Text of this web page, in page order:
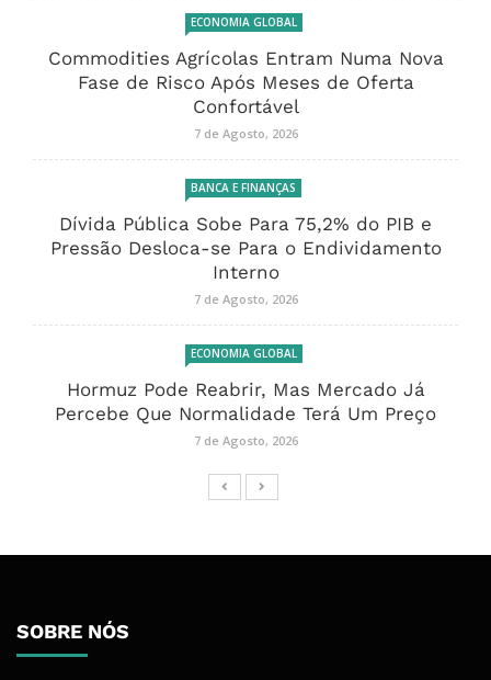
ECONOMIA GLOBAL
Commodities Agrícolas Entram Numa Nova
Fase de Risco Após Meses de Oferta
Confortável
7 de Agosto, 2026
BANCA E FINANÇAS
Dívida Pública Sobe Para 75,2% do PIB e
Pressão Desloca-se Para o Endividamento
Interno
7 de Agosto, 2026
ECONOMIA GLOBAL
Hormuz Pode Reabrir, Mas Mercado Já
Percebe Que Normalidade Terá Um Preço
7 de Agosto, 2026
SOBRE NÓS